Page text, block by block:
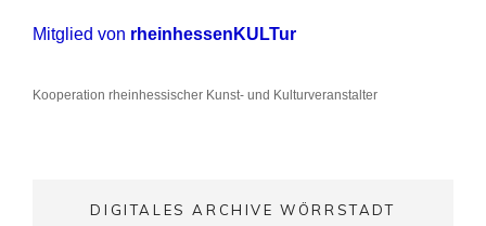
Mitglied von rheinhessenKULTur
Kooperation rheinhessischer Kunst- und Kulturveranstalter
DIGITALES ARCHIVE WÖRRSTADT